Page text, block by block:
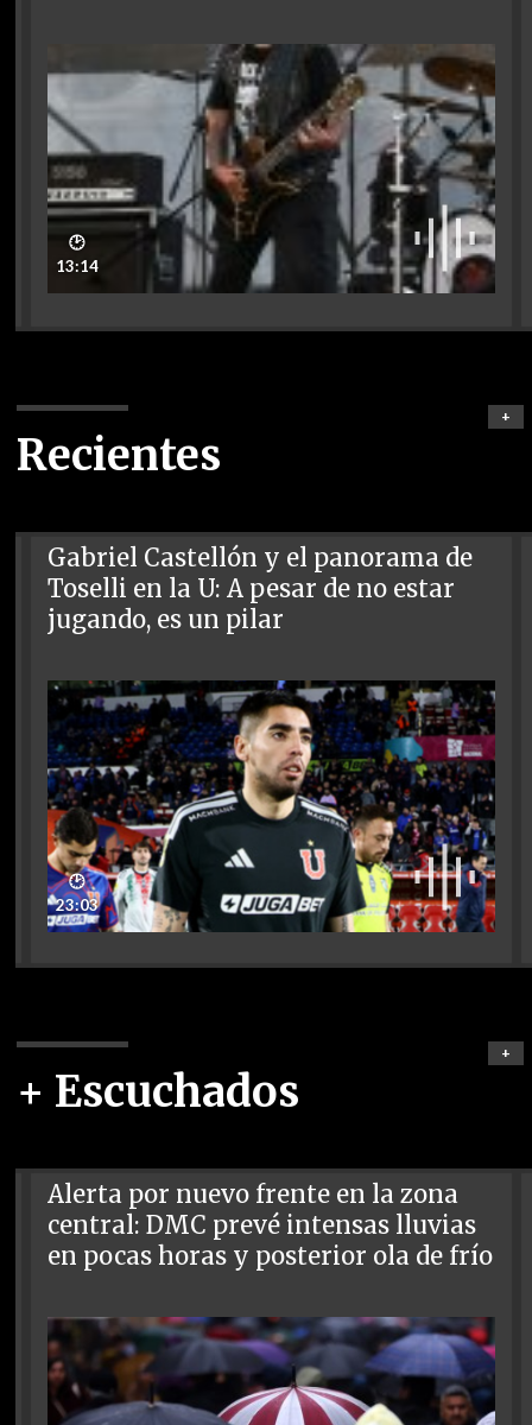
🕑
13:14
Recientes
+
Gabriel Castellón y el panorama de
Toselli en la U: A pesar de no estar
jugando, es un pilar
🕑
23:03
+ Escuchados
+
Alerta por nuevo frente en la zona
central: DMC prevé intensas lluvias
en pocas horas y posterior ola de frío